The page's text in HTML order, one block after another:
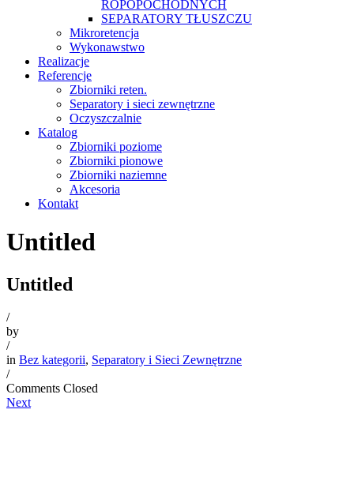
ROPOPOCHODNYCH
SEPARATORY TŁUSZCZU
Mikroretencja
Wykonawstwo
Realizacje
Referencje
Zbiorniki reten.
Separatory i sieci zewnętrzne
Oczyszczalnie
Katalog
Zbiorniki poziome
Zbiorniki pionowe
Zbiorniki naziemne
Akcesoria
Kontakt
Untitled
Untitled
/
by
/
in Bez kategorii, Separatory i Sieci Zewnętrzne
/
Comments Closed
Next